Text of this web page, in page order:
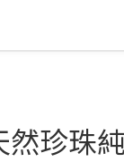
珍珠